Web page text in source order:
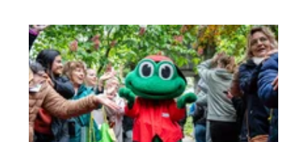
Stichting Opkikker